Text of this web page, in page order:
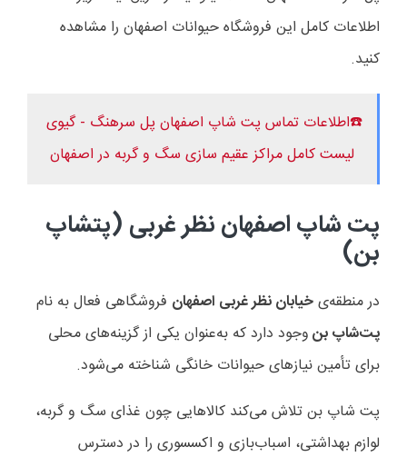
اطلاعات کامل این فروشگاه حیوانات اصفهان را مشاهده
کنید.
☎️اطلاعات تماس پت شاپ اصفهان پل سرهنگ - گیوی
لیست کامل مراکز عقیم سازی سگ و گربه در اصفهان
پت شاپ اصفهان نظر غربی (پتشاپ
بن)
در منطقه‌یخیابان نظر غربی اصفهان فروشگاهی فعال به نام
پت‌شاپ بنوجود دارد که به‌عنوان یکی از گزینه‌های محلی
برای تأمین نیازهای حیوانات خانگی شناخته می‌شود.
پت شاپ بن تلاش می‌کند کالاهایی چون غذای سگ و گربه،
لوازم بهداشتی، اسباب‌بازی و اکسسوری را در دسترس